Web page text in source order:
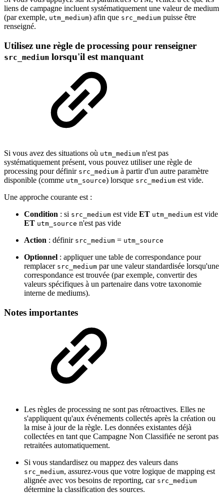
liens de campagne incluent systématiquement une valeur de medium
(par exemple, utm_medium) afin que src_medium puisse être
renseigné.
Utilisez une règle de processing pour renseigner
src_medium lorsqu'il est manquant
Si vous avez des situations où utm_medium n'est pas
systématiquement présent, vous pouvez utiliser une règle de
processing pour définir src_medium à partir d'un autre paramètre
disponible (comme utm_source) lorsque src_medium est vide.
Une approche courante est :
Condition : si src_medium est vide ET utm_medium est vide
ET utm_source n'est pas vide
Action : définir src_medium = utm_source
Optionnel : appliquer une table de correspondance pour
remplacer src_medium par une valeur standardisée lorsqu'une
correspondance est trouvée (par exemple, convertir des
valeurs spécifiques à un partenaire dans votre taxonomie
interne de mediums).
Notes importantes
Les règles de processing ne sont pas rétroactives. Elles ne
s'appliquent qu'aux événements collectés après la création ou
la mise à jour de la règle. Les données existantes déjà
collectées en tant que Campagne Non Classifiée ne seront pas
retraitées automatiquement.
Si vous standardisez ou mappez des valeurs dans
src_medium, assurez-vous que votre logique de mapping est
alignée avec vos besoins de reporting, car src_medium
détermine la classification des sources.